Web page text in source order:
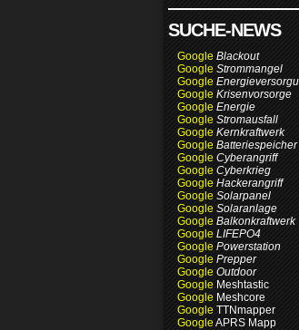
SUCHE-NEWS
Google Blackout
Google Strommangel
Google
Google Krisenvorsorge
Google Energie
Google Stromausfall
Google Kernkraftwerk
Google Batteriespeicher
Google Cyberangriff
Google Cyberkrieg
Google Hackerangriff
Google Solarpanel
Google Solaranlage
Google Balkonkraftwerk
Google LIFEPO4
Google Powerstation
Google Prepper
Google Outdoor
Google Meshtastic
Google Meshcore
Google TTNmapper
Google APRS Mapp